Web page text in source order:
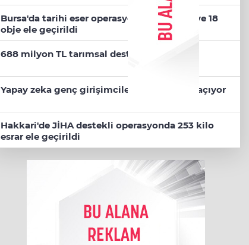
Bursa'da tarihi eser operasyonu! 273 sikke ve 18
obje ele geçirildi
688 milyon TL tarımsal destek hesaplarda
Yapay zeka genç girişimcilere yeni kapılar açıyor
Hakkari'de JİHA destekli operasyonda 253 kilo
esrar ele geçirildi